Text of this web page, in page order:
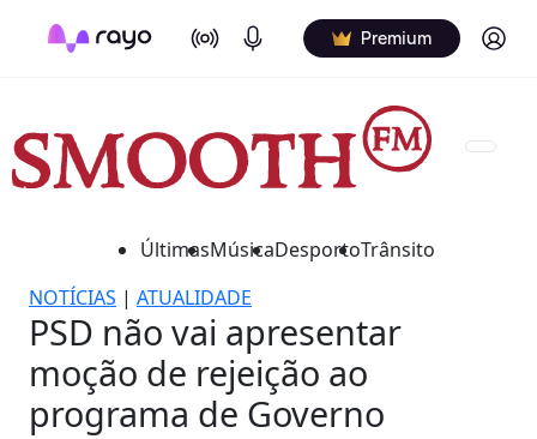
On Air Podcasts Premium Log in
ÚltimasMúsicaDesportoTrânsito
NOTÍCIAS | ATUALIDADE
PSD não vai apresentar
moção de rejeição ao
programa de Governo